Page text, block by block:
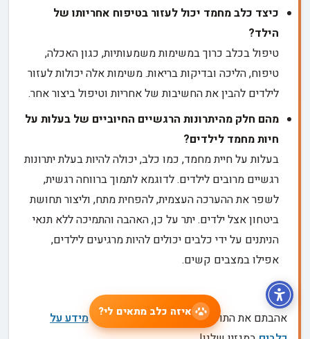
כיצד כלב מחמד יכול לעזור בטיפוח אחריותו של
הילד?
טיפול בכלב כרוך במשימות משמעותיות, כגון האכלה,
טיפוח, הליכה ובדיקות בריאות. משימות אלה יכולות לעזור
לילדים להבין את החשיבות של אחריות וטיפול ביצור אחר.
מהם חלק מהיתרונות הרגשיים החיוביים של בעלות על
חיות מחמד לילדים?
בעלות על חיית מחמד, כמו כלב, יכולה להיות בעלת יתרונות
רגשיים מרובים לילדים. לדוגמא לתמוך ברווחה רגשית,
לשפר את ההערכה העצמית, להפחית מתח, וליצור תחושת
ביטחון אצל ילדים. יתר על כן, האהבה והתמיכה ללא תנאי
הניתנים על ידי כלבים יכולים להיות מרגיעים לילדים,
אפילו במצבים קשים.
אהבתם את התוכן? אתם מוזמנים לקרוא עודמידע על
איזה כלב מתאים לי?